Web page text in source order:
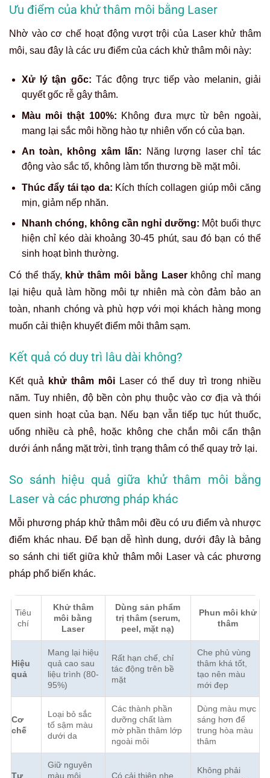
Ưu điểm của khử thâm môi bằng Laser
Nhờ vào cơ chế hoạt động vượt trội của Laser khử thâm
môi, sau đây là các ưu điểm của cách khử thâm môi này:
Xử lý tận gốc: Tác động trực tiếp vào melanin, giải
quyết gốc rễ gây thâm.
Màu môi thật 100%: Không đưa mực từ bên ngoài,
mang lại sắc môi hồng hào tự nhiên vốn có của bạn.
An toàn, không xâm lấn: Năng lượng laser chỉ tác
động vào sắc tố, không làm tổn thương bề mặt môi.
Thúc đẩy tái tạo da: Kích thích collagen giúp môi căng
mịn, giảm nếp nhăn.
Nhanh chóng, không cần nghỉ dưỡng: Một buổi thực
hiện chỉ kéo dài khoảng 30-45 phút, sau đó bạn có thể
sinh hoạt bình thường.
Có thể thấy, khử thâm môi bằng Laserkhông chỉ mang
lại hiệu quả làm hồng môi tự nhiên mà còn đảm bảo an
toàn, nhanh chóng và phù hợp với mọi khách hàng mong
muốn cải thiện khuyết điểm môi thâm sạm.
Kết quả có duy trì lâu dài không?
Kết quả khử thâm môiLaser có thể duy trì trong nhiều
năm. Tuy nhiên, độ bền còn phụ thuộc vào cơ địa và thói
quen sinh hoạt của bạn. Nếu bạn vẫn tiếp tục hút thuốc,
uống nhiều cà phê, hoặc không che chắn môi cẩn thận
dưới ánh nắng mặt trời, tình trạng thâm có thể quay trở lại.
So sánh hiệu quả giữa khử thâm môi bằng
Laser và các phương pháp khác
Mỗi phương pháp khử thâm môi đều có ưu điểm và nhược
điểm khác nhau. Để bạn dễ hình dung, dưới đây là bảng
so sánh chi tiết giữa khử thâm môi Laser và các phương
pháp phổ biến khác.
Tiêu
chí
Khử thâm
môi bằng
Laser
Dùng sản phẩm
trị thâm (serum,
peel, mặt nạ)
Phun môi khử
thâm
Hiệu
quả
Mang lại hiệu
quả cao sau
liệu trình (80-
95%)
Rất hạn chế, chỉ
tác động trên bề
mặt
Che phủ vùng
thâm khá tốt,
tạo nên màu
mới đẹp
Cơ
chế
Loại bỏ sắc
tố sậm màu
dưới da
Các thành phần
dưỡng chất làm
mờ phần thâm lớp
ngoài môi
Dùng màu mực
sáng hơn để
trung hòa màu
thâm
Tự
Giữ nguyên
màu môi
Có cải thiện nhẹ,
Không phải